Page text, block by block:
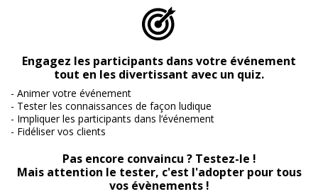
Engagez les participants dans votre événement
tout en les divertissant avec un quiz.
- Animer votre événement
- Tester les connaissances de façon ludique
- Impliquer les participants dans l‘événement
- Fidéliser vos clients
Pas encore convaincu ? Testez-le !
Mais attention le tester, c'est l'adopter pour tous
vos évènements !